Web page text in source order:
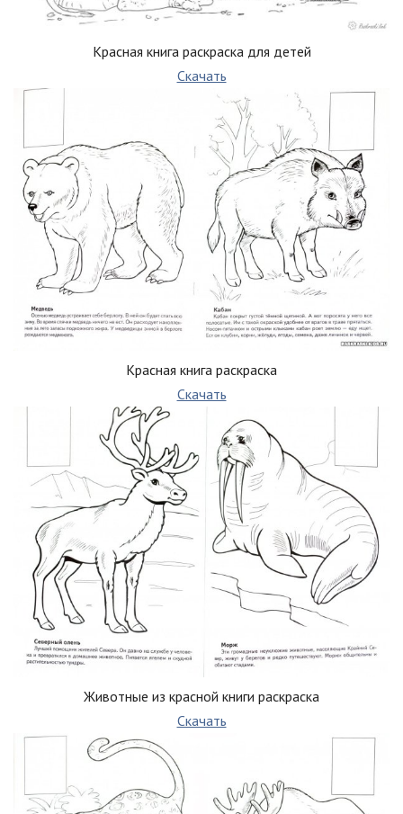
Красная книга раскраска для детей
Скачать
Красная книга раскраска
Скачать
Животные из красной книги раскраска
Скачать